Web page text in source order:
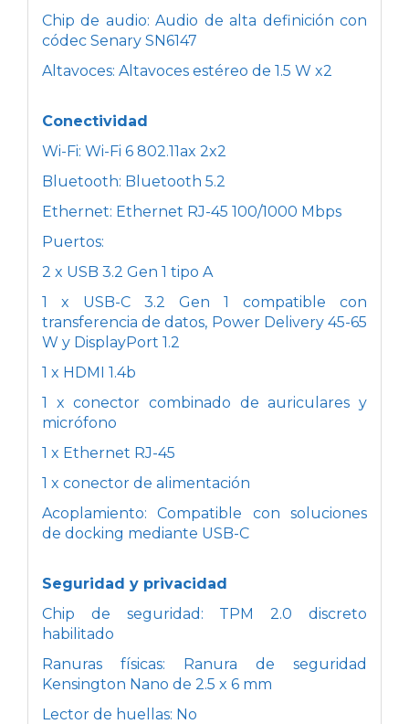
Chip de audio: Audio de alta definición con
códec Senary SN6147
Altavoces: Altavoces estéreo de 1.5 W x2
Conectividad
Wi-Fi: Wi-Fi 6 802.11ax 2x2
Bluetooth: Bluetooth 5.2
Ethernet: Ethernet RJ-45 100/1000 Mbps
Puertos:
2 x USB 3.2 Gen 1 tipo A
1 x USB-C 3.2 Gen 1 compatible con
transferencia de datos, Power Delivery 45-65
W y DisplayPort 1.2
1 x HDMI 1.4b
1 x conector combinado de auriculares y
micrófono
1 x Ethernet RJ-45
1 x conector de alimentación
Acoplamiento: Compatible con soluciones
de docking mediante USB-C
Seguridad y privacidad
Chip de seguridad: TPM 2.0 discreto
habilitado
Ranuras físicas: Ranura de seguridad
Kensington Nano de 2.5 x 6 mm
Lector de huellas: No